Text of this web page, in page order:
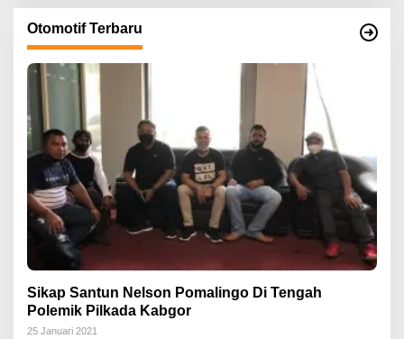
Otomotif Terbaru
Sikap Santun Nelson Pomalingo Di Tengah
Polemik Pilkada Kabgor
25 Januari 2021